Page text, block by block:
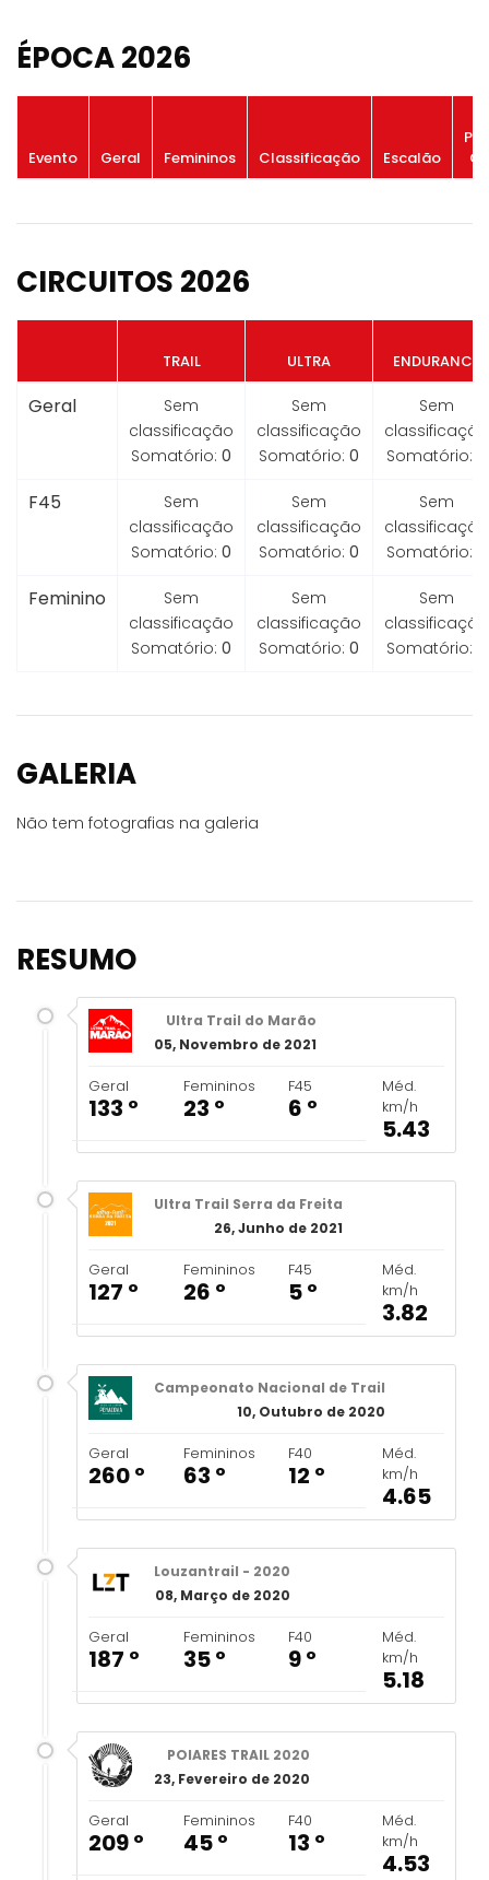
ÉPOCA 2026
Evento Geral Femininos Classificação Escalão
CIRCUITOS 2026
TRAIL ULTRA ENDURANCE
Geral
Sem
classificação
Somatório: 0
Sem
classificação
Somatório: 0
Sem
classificação
Somatório:
F45
Sem
classificação
Somatório: 0
Sem
classificação
Somatório: 0
Sem
classificação
Somatório:
Feminino
Sem
classificação
Somatório: 0
Sem
classificação
Somatório: 0
Sem
classificação
Somatório:
GALERIA
Não tem fotografias na galeria
RESUMO
Ultra Trail do Marão
05, Novembro de 2021
Geral
133 º
Femininos
23 º
F45
6 º
Méd.
km/h
5.43
Ultra Trail Serra da Freita
26, Junho de 2021
Geral
127 º
Femininos
26 º
F45
5 º
Méd.
km/h
3.82
Campeonato Nacional de Trail
10, Outubro de 2020
Geral
260 º
Femininos
63 º
F40
12 º
Méd.
km/h
4.65
Louzantrail - 2020
08, Março de 2020
Geral
187 º
Femininos
35 º
F40
9 º
Méd.
km/h
5.18
POIARES TRAIL 2020
23, Fevereiro de 2020
Geral
209 º
Femininos
45 º
F40
13 º
Méd.
km/h
4.53